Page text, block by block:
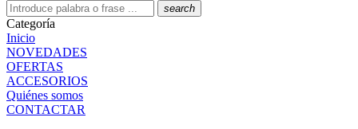
search
Categoría
Inicio
NOVEDADES
OFERTAS
ACCESORIOS
Quiénes somos
CONTACTAR